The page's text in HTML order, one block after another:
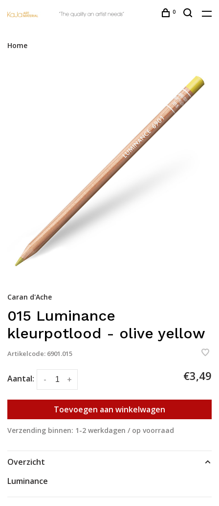
0
Home
Caran d'Ache
015 Luminance
kleurpotlood - olive yellow
Artikelcode: 6901.015
Aantal: +
- €3,49
Toevoegen aan winkelwagen
Verzending binnen: 1-2 werkdagen / op voorraad
Overzicht
Luminance